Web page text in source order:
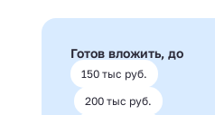
Готов вложить, до
150 тыс руб.
200 тыс руб.